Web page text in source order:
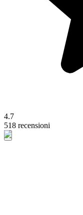
4.7
518 recensioni